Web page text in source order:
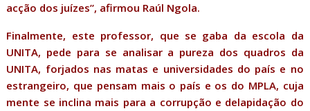
acção dos juízes”, afirmou Raúl Ngola.
Finalmente, este professor, que se gaba da escola da
UNITA, pede para se analisar a pureza dos quadros da
UNITA, forjados nas matas e universidades do país e no
estrangeiro, que pensam mais o país e os do MPLA, cuja
mente se inclina mais para a corrupção e delapidação do